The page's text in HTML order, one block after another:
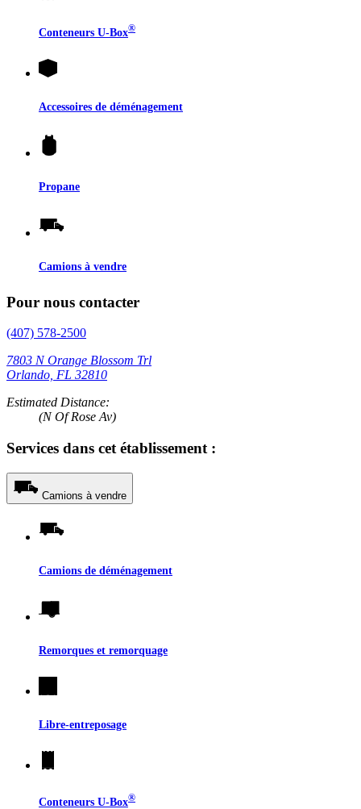
Conteneurs U-Box®
Accessoires de déménagement
Propane
Camions à vendre
Pour nous contacter
(407) 578-2500
7803 N Orange Blossom Trl
Orlando, FL 32810
Estimated Distance:
(N Of Rose Av)
Services dans cet établissement :
Camions à vendre
Camions de déménagement
Remorques et remorquage
Libre-entreposage
Conteneurs U-Box®